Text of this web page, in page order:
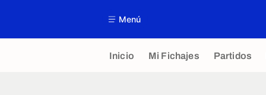
Menú
Inicio Mi Fichajes Partidos